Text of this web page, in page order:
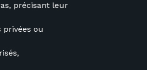
précisant leur
privées ou